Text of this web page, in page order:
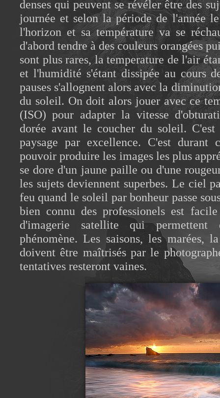
denses qui peuvent se révéler être des
journée et selon la période de l'année
l'horizon et sa température va se
d'abord tendre à des couleurs orangées
sont plus rares, la temperature de l'air
et l'humidité s'étant dissipée au cours
pauses s'allognent alors avec la
du soleil. On doit alors jouer avec ce
(ISO) pour adapter la vitesse
dorée avant le coucher du soleil. C'est
paysage par excellence. C'est
pouvoir produire les images les plus
se dore d'un jaune paille ou d'une
les sujets deviennent superbes. Le ciel
feu quand le soleil par bonheur passe
bien connu des professionels est
d'imagerie satellite qui
phénomène. Les saisons, les marées,
doivent être maîtrisés par le
tentatives resteront vaines.